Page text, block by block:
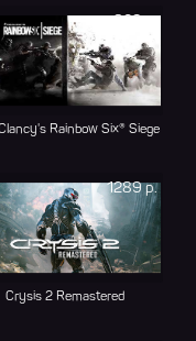
829 р.
Rainbow Six® Siege
1289 р.
Crysis 2 Remastered